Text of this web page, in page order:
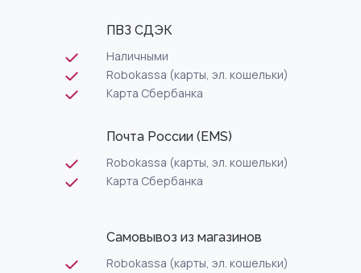
ПВЗ СДЭК
Наличными
Robokassa (карты, эл. кошельки)
Карта Сбербанка
Почта России (EMS)
Robokassa (карты, эл. кошельки)
Карта Сбербанка
Самовывоз из магазинов
Robokassa (карты, эл. кошельки)